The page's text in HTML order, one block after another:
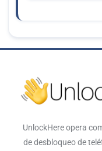
UnlockHere opera
de desbloqueo de